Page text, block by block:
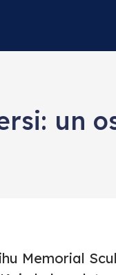
un
Memorial